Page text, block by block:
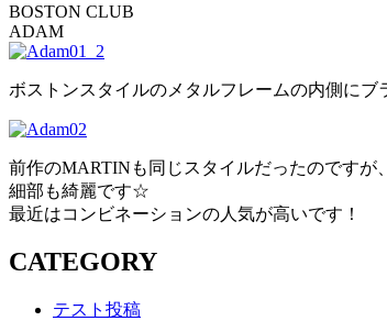
BOSTON CLUB
ADAM
ボストンスタイルのメタルフレームの内側にブ
前作のMARTINも同じスタイルだったのです
細部も綺麗です☆
最近はコンビネーションの人気が高いです！
CATEGORY
テスト投稿